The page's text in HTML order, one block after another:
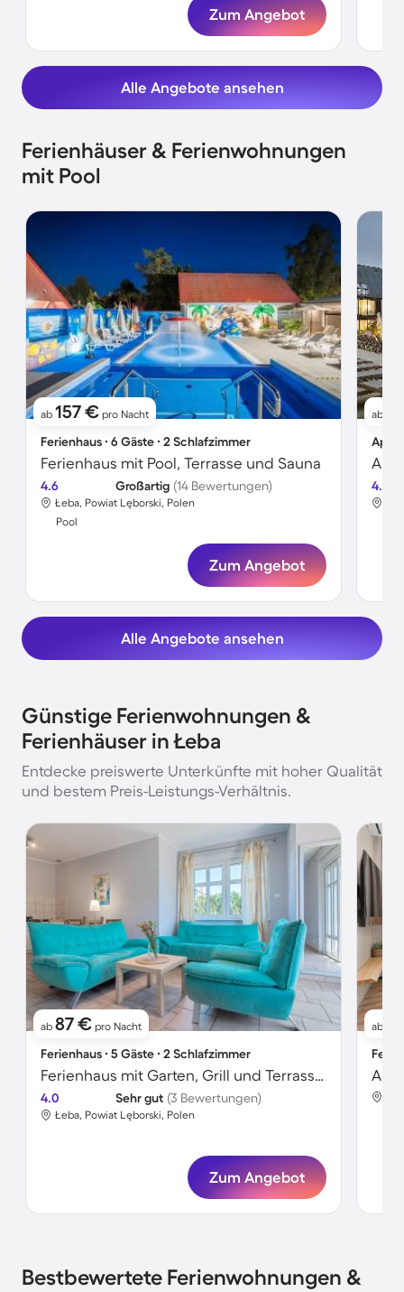
Zum Angebot
Alle Angebote ansehen
Ferienhäuser & Ferienwohnungen
mit Pool
ab 157 € pro Nacht
Ferienhaus ∙ 6 Gäste ∙ 2 Schlafzimmer
Ferienhaus mit Pool, Terrasse und Sauna
4.6 Großartig (14 Bewertungen)
Łeba, Powiat Lęborski, Polen
Pool
Zum Angebot
ab
4.4
Alle Angebote ansehen
Günstige Ferienwohnungen &
Ferienhäuser in Łeba
Entdecke preiswerte Unterkünfte mit hoher Qualität
und bestem Preis-Leistungs-Verhältnis.
ab 87 € pro Nacht
Ferienhaus ∙ 5 Gäste ∙ 2 Schlafzimmer
Ferienhaus mit Garten, Grill und Terrasse | Seeblick | Hunde erlaubt
4.0 Sehr gut (3 Bewertungen)
Łeba, Powiat Lęborski, Polen
Zum Angebot
ab
Bestbewertete Ferienwohnungen &